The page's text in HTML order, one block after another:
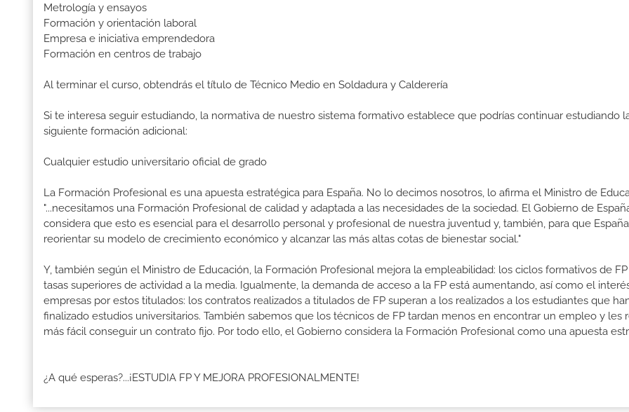
Metrología y ensayos
Formación y orientación laboral
Empresa e iniciativa emprendedora
Formación en centros de trabajo
Al terminar el curso, obtendrás el título de Técnico Medio en Soldadura y Calderería
Si te interesa seguir estudiando, la normativa de nuestro sistema formativo establece que podrías continuar estudiando
siguiente formación adicional:
Cualquier estudio universitario oficial de grado
La Formación Profesional es una apuesta estratégica para España. No lo decimos nosotros, lo afirma el Ministro de
"...necesitamos una Formación Profesional de calidad y adaptada a las necesidades de la sociedad. El Gobierno de
considera que esto es esencial para el desarrollo personal y profesional de nuestra juventud y, también, para que
reorientar su modelo de crecimiento económico y alcanzar las más altas cotas de bienestar social."
Y, también según el Ministro de Educación, la Formación Profesional mejora la empleabilidad: los ciclos formativos de
tasas superiores de actividad a la media. Igualmente, la demanda de acceso a la FP está aumentando, así como el
empresas por estos titulados: los contratos realizados a titulados de FP superan a los realizados a los estudiantes que
finalizado estudios universitarios. También sabemos que los técnicos de FP tardan menos en encontrar un empleo y les
más fácil conseguir un contrato fijo. Por todo ello, el Gobierno considera la Formación Profesional como una apuesta
¿A qué esperas?...¡ESTUDIA FP Y MEJORA PROFESIONALMENTE!